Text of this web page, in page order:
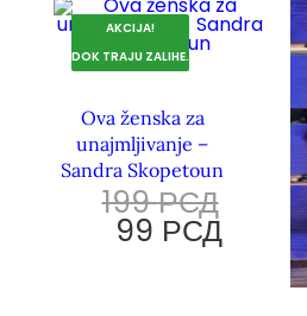
AKCIJA!
DOK TRAJU ZALIHE.
Ova ženska za
unajmljivanje –
Sandra Skopetoun
199РСД
99 РСД